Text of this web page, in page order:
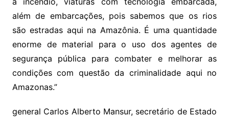
além de embarcações, pois sabemos que os rios
são estradas aqui na Amazônia. É uma quantidade
enorme de material para o uso dos agentes de
segurança pública para combater e melhorar as
condições com questão da criminalidade aqui no
Amazonas.”
general Carlos Alberto Mansur, secretário de Estado